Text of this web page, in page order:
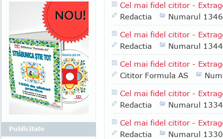
Cel mai fidel cititor -
Redactia
Numarul 1346
Cel mai fidel cititor -
Redactia
Numarul 1344
Cel mai fidel cititor -
Cititor Formula AS
Cel mai fidel cititor -
Redactia
Numarul 1334
Cel mai fidel cititor -
Redactia
Numarul 1330
Publicitate